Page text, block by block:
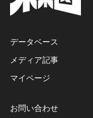
データベース
メディア記事
マイページ
お問い合わせ